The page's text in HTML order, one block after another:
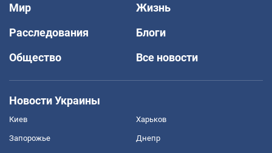
Мир
Жизнь
Расследования
Блоги
Общество
Все новости
Новости Украины
Киев Харьков
Запорожье Днепр